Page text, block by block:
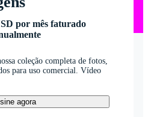
por mês faturado
coleção completa de fotos,
para uso comercial. Vídeo
agora